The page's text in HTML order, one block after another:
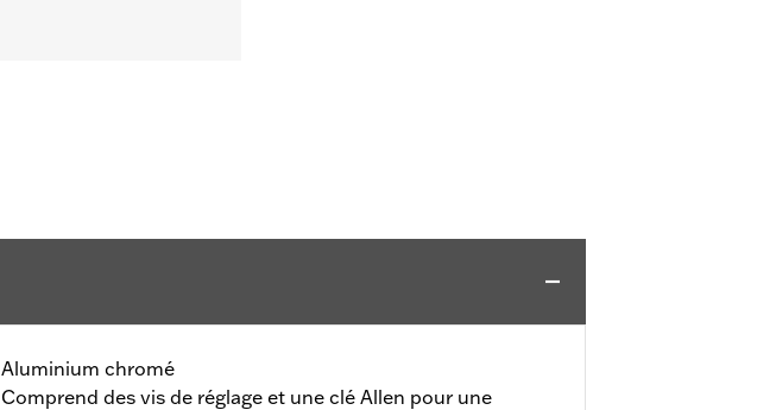
Aluminium chromé
Comprend des vis de réglage et une clé Allen pour une